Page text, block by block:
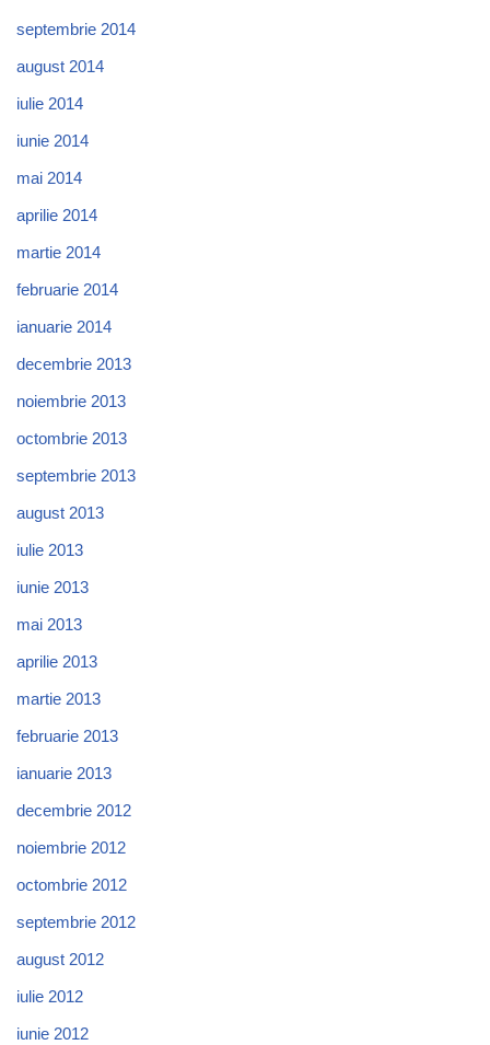
septembrie 2014
august 2014
iulie 2014
iunie 2014
mai 2014
aprilie 2014
martie 2014
februarie 2014
ianuarie 2014
decembrie 2013
noiembrie 2013
octombrie 2013
septembrie 2013
august 2013
iulie 2013
iunie 2013
mai 2013
aprilie 2013
martie 2013
februarie 2013
ianuarie 2013
decembrie 2012
noiembrie 2012
octombrie 2012
septembrie 2012
august 2012
iulie 2012
iunie 2012